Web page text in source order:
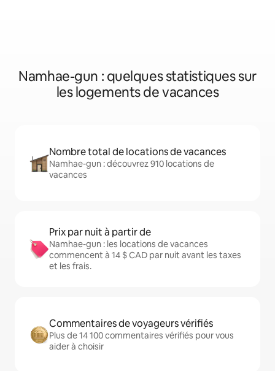
Namhae-gun : quelques statistiques sur
les logements de vacances
Nombre total de locations de vacances
Namhae-gun : découvrez 910 locations de
vacances
Prix par nuit à partir de
Namhae-gun : les locations de vacances
commencent à 14 $ CAD par nuit avant les taxes
et les frais.
Commentaires de voyageurs vérifiés
Plus de 14 100 commentaires vérifiés pour vous
aider à choisir